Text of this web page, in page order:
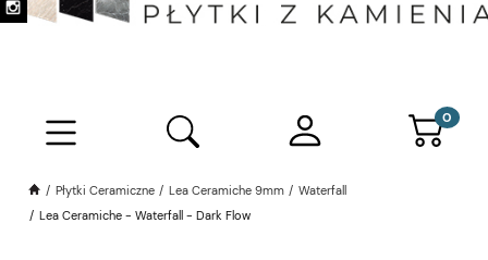
Płytki Ceramiczne Lea Ceramiche 9mm
Waterfall
Lea Ceramiche - Waterfall - Dark Flow